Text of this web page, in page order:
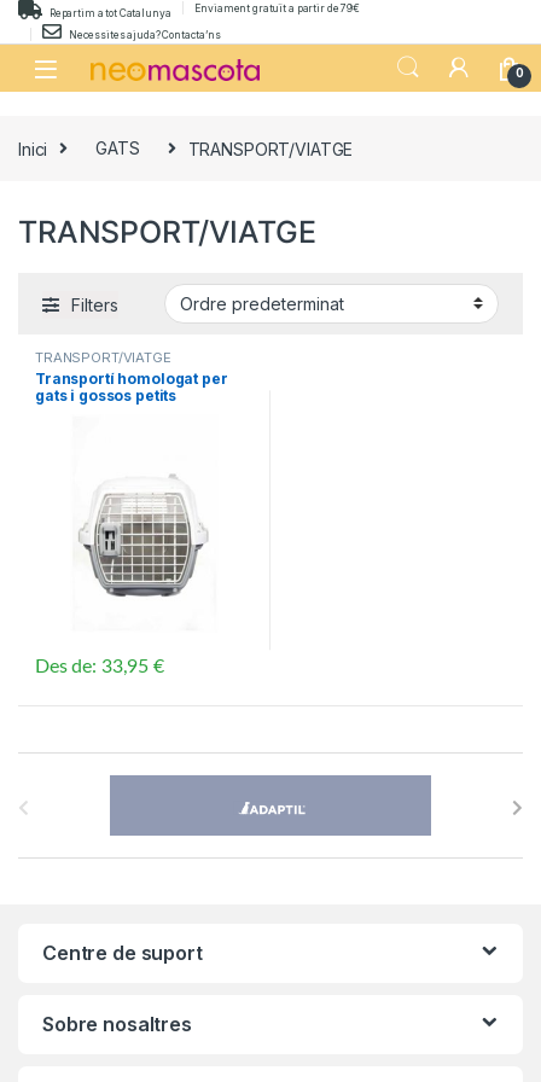
Skip to navigation
Skip to content
Repartim a tot Catalunya Enviament gratuït a partir de 79€
Necessites ajuda? Contacta’ns
0
Inici GATS TRANSPORT/VIATGE
TRANSPORT/VIATGE
Filters
TRANSPORT/VIATGE
Transportí homologat per
gats i gossos petits
Des de: 33,95€
Aquest producte té diverses variants. Les opcions es poden
Centre de suport
Sobre nosaltres